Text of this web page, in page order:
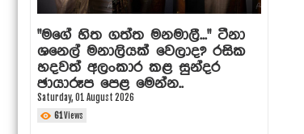
"මගේ හිත ගත්ත මනමාලී..." ටීනා
ශනෙල් මනාලියක් වෙලාද? රසික
හදවත් අලංකාර කළ සුන්දර
ඡායාරූප පෙළ මෙන්න..
Saturday, 01 August 2026
61Views